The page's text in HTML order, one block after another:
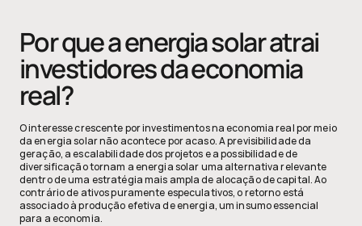
Por que a energia solar atrai
investidores da economia
real?
O interesse crescente por investimentos na economia real por meio
da energia solar não acontece por acaso. A previsibilidade da
geração, a escalabilidade dos projetos e a possibilidade de
diversificação tornam a energia solar uma alternativa relevante
dentro de uma estratégia mais ampla de alocação de capital. Ao
contrário de ativos puramente especulativos, o retorno está
associado à produção efetiva de energia, um insumo essencial
para a economia.